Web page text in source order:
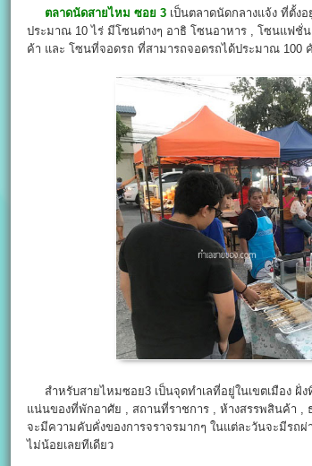
ตลาดนัดสายไหม ซอย 3 เป็นตลาดนัดกลางแจ้ง ที่ตั้ง
ประมาณ 10 ไร่ มีโซนต่างๆ อาธิ โซนอาหาร , โซนแฟ
ค้า และ โซนที่จอดรถ ที่สามารถจอดรถได้ประมาณ 100
สำหรับสายไหมซอย3 เป็นจุดทำเลที่อยู่ในเขตเมือง ฝั่
แน่นของที่พักอาศัย , สถานที่ราชการ , ห้างสรรพสินค้า ,
จะมีความคับคั่งของการจราจรมากๆ ในแต่ละวันจะมีรถ
ไม่น้อยเลยทีเดียว